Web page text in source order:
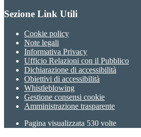
Sezione Link Utili
Cookie policy
Note legali
Informativa Privacy
Ufficio Relazioni con il Pubblico
Dichiarazione di accessibilità
Obiettivi di accessibilità
Whistleblowing
Gestione consensi cookie
Amministrazione trasparente
Pagina visualizzata 530 volte